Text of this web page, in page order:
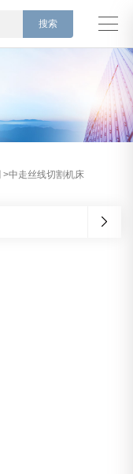
>中走丝线切割机床